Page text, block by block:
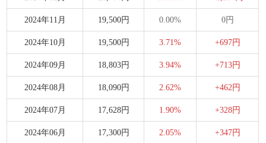
2024年11月 19,500円 0.00% 0円
2024年10月 19,500円 3.71% +697円
2024年09月 18,803円 3.94% +713円
2024年08月 18,090円 2.62% +462円
2024年07月 17,628円 1.90% +328円
2024年06月 17,300円 2.05% +347円